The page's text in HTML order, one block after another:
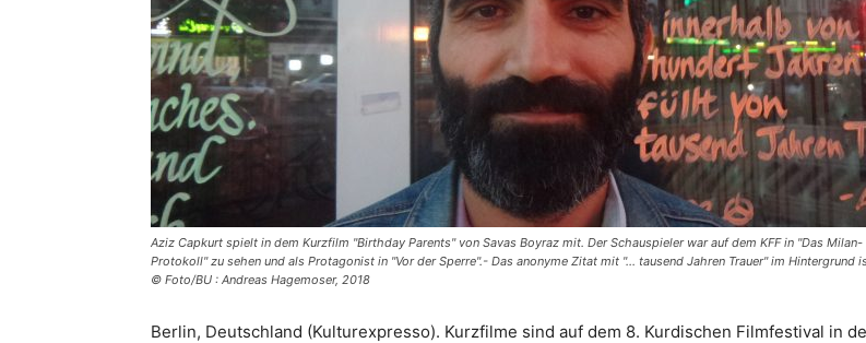
Aziz Capkurt spielt in dem Kurzfilm "Birthday Parents" von Savas Boyraz mit. Der Schauspieler war auf dem KFF in "Das Milan-
Protokoll" zu sehen und als Protagonist in "Vor der Sperre".- Das anonyme Zitat mit "... tausend Jahren Trauer" im Hintergrund
© Foto/BU : Andreas Hagemoser, 2018
Berlin, Deutschland (Kulturexpresso). Kurzfilme sind auf dem 8. Kurdischen Filmfestival in